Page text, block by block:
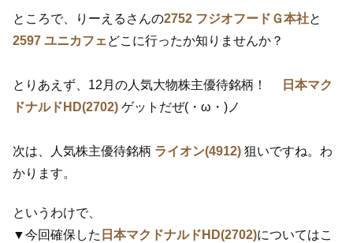
ところで、りーえるさんの2752 フジオフードＧ本社と
2597 ユニカフェどこに行ったか知りませんか？
とりあえず、12月の人気大物株主優待銘柄！
日本マク
ドナルドHD(2702) ゲットだぜ(・ω・)ノ
次は、人気株主優待銘柄 ライオン(4912) 狙いですね。わ
かります。
というわけで、
▼今回確保した 日本マクドナルドHD(2702)についてはこ